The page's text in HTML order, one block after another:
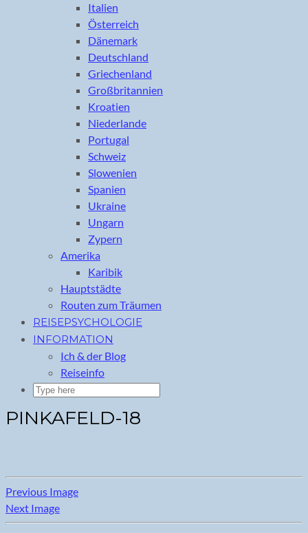
Italien
Österreich
Dänemark
Deutschland
Griechenland
Großbritannien
Kroatien
Niederlande
Portugal
Schweiz
Slowenien
Spanien
Ukraine
Ungarn
Zypern
Amerika
Karibik
Hauptstädte
Routen zum Träumen
REISEPSYCHOLOGIE
INFORMATION
Ich & der Blog
Reiseinfo
PINKAFELD-18
Previous Image
Next Image